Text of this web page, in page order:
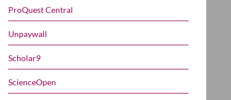
ProQuest Central
Unpaywall
Scholar9
ScienceOpen